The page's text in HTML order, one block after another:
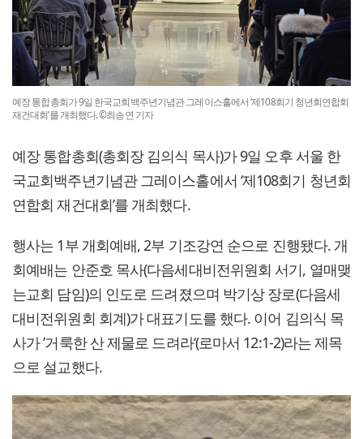
예장 통합총회가 9일 한국교회백주년기념관 그레이스홀에서 ‘제108회기 청년회연합회
재건대회’를 개최했다. ©최승연 기자
예장 통합총회(총회장 김의식 목사)가 9일 오후 서울 한
국교회백주년기념관 그레이스홀에서 ‘제108회기 청년회
연합회 재건대회’를 개최했다.
행사는 1부 개회예배, 2부 기조강연 순으로 진행됐다. 개
회예배는 안준호 목사(다음세대비전위원회 서기, 열매맺
는교회 담임)의 인도로 드려졌으며 박기상 장로(다음세
대비전위원회 회계)가 대표기도를 했다. 이어 김의식 목
사가 ’거룩한 산 제물로 드려라‘(로마서 12:1-2)라는 제목
으로 설교했다.